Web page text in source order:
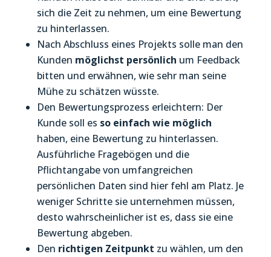
sich die Zeit zu nehmen, um eine Bewertung
zu hinterlassen.
Nach Abschluss eines Projekts solle man den
Kunden möglichst persönlich um Feedback
bitten und erwähnen, wie sehr man seine
Mühe zu schätzen wüsste.
Den Bewertungsprozess erleichtern: Der
Kunde soll es so einfach wie möglich
haben, eine Bewertung zu hinterlassen.
Ausführliche Fragebögen und die
Pflichtangabe von umfangreichen
persönlichen Daten sind hier fehl am Platz. Je
weniger Schritte sie unternehmen müssen,
desto wahrscheinlicher ist es, dass sie eine
Bewertung abgeben.
Den richtigen Zeitpunkt zu wählen, um den